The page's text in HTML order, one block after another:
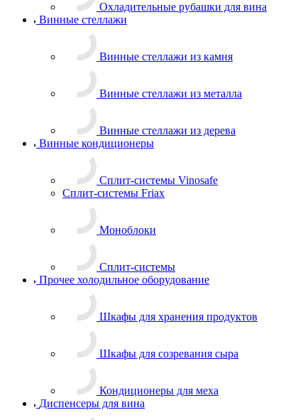
Охладительные рубашки для вина
Винные стеллажи
Винные стеллажи из камня
Винные стеллажи из металла
Винные стеллажи из дерева
Винные кондиционеры
Сплит-системы Vinosafe
Сплит-системы Friax
Моноблоки
Сплит-системы
Прочее холодильное оборудование
Шкафы для хранения продуктов
Шкафы для созревания сыра
Кондиционеры для меха
Диспенсеры для вина